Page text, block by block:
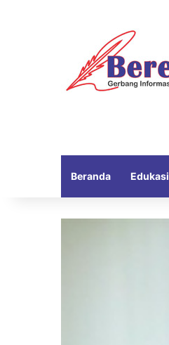
Beranda Edukasi